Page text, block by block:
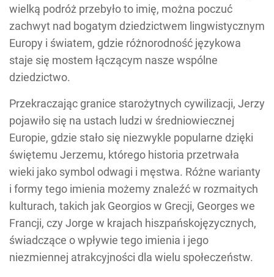
wielką podróż przebyło to imię, można poczuć
zachwyt nad bogatym dziedzictwem lingwistycznym
Europy i światem, gdzie różnorodność językowa
staje się mostem łączącym nasze wspólne
dziedzictwo.
Przekraczając granice starożytnych cywilizacji, Jerzy
pojawiło się na ustach ludzi w średniowiecznej
Europie, gdzie stało się niezwykle popularne dzięki
świętemu Jerzemu, którego historia przetrwała
wieki jako symbol odwagi i męstwa. Różne warianty
i formy tego imienia możemy znaleźć w rozmaitych
kulturach, takich jak Georgios w Grecji, Georges we
Francji, czy Jorge w krajach hiszpańskojęzycznych,
świadczące o wpływie tego imienia i jego
niezmiennej atrakcyjności dla wielu społeczeństw.